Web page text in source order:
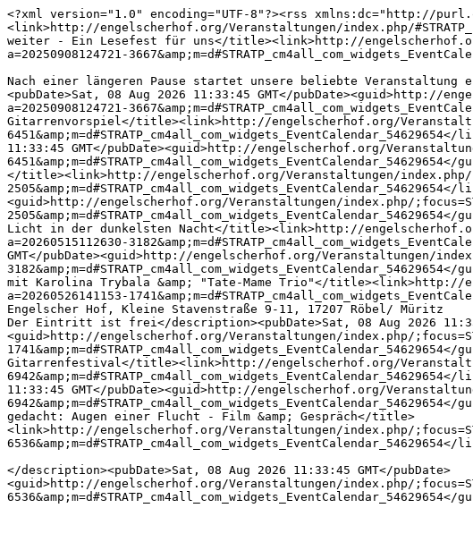
<?xml version="1.0" encoding="UTF-8"?><rss xmlns:dc="http://
<link>http://engelscherhof.org/Veranstaltungen/index.php/
weiter - Ein Lesefest für uns</title><link>http://engelscherhof.org/
a=20250908124721-
Nach einer längeren Pause startet unsere beliebte Veranstaltung
<pubDate>Sat, 08 Aug 2026 11:33:45 GMT</pubDate><guid>http://
a=20250908124721-
Gitarrenvorspiel</title><link>http://engelscherhof.org/
11:33:45 GMT</pubDate><guid>http://engelscherhof.org/
</title><link>http://engelscherhof.org/Veranstaltungen/index.php/
<guid>http://engelscherhof.org/Veranstaltungen/index.php/
Licht in der dunkelsten Nacht</title><link>http://engelscherhof.org/
a=20260515112630-
GMT</pubDate><guid>http://engelscherhof.org/Veranstaltungen/
mit Karolina Trybala &amp; "Tate-Mame Trio"</title><link>http://
a=20260526141153-
Engelscher Hof, Kleine Stavenstraße 9-11, 17207 Röbel/ Müritz
Der Eintritt ist frei</description><pubDate>Sat, 08 Aug 2026
<guid>http://engelscherhof.org/Veranstaltungen/index.php/
Gitarrenfestival</title><link>http://engelscherhof.org/
11:33:45 GMT</pubDate><guid>http://engelscherhof.org/
gedacht: Augen einer Flucht - Film &amp; Gespräch</title>
<link>http://engelscherhof.org/Veranstaltungen/index.php/
</description><pubDate>Sat, 08 Aug 2026 11:33:45 GMT</pubDate>
<guid>http://engelscherhof.org/Veranstaltungen/index.php/